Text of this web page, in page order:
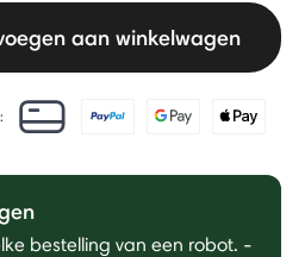
aan winkelwagen
bestelling van een robot. -